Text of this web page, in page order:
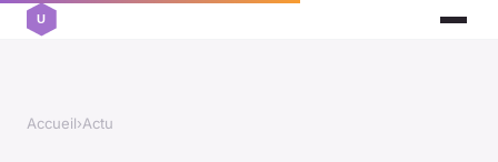
Accueil›Actu